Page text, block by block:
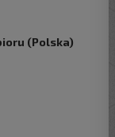
(Polska)